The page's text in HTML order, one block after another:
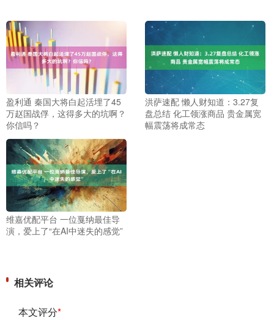
盈利通 秦国大将白起活埋了45
万赵国战俘，这得多大的坑啊？
你信吗？
洪萨速配 懒人财知道：3.27复
盘总结 化工领涨商品 贵金属宽
幅震荡将成常态
维嘉优配平台 一位戛纳最佳导
演，爱上了“在AI中迷失的感觉”
相关评论
本文评分*